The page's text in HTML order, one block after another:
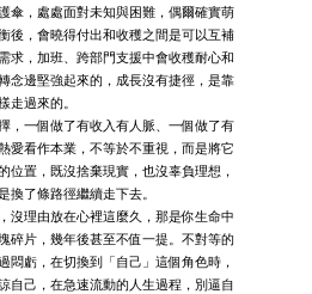
傘，處處面對未知與困難，偶爾確實萌
後，會曉得付出和收穫之間是可以互補
求，加班、跨部門支援中會收穫耐心和
念邊堅強起來的，成長沒有捷徑，是靠
走過來的。
，一個做了有收入有人脈、一個做了有
愛看作本業，不等於不重視，而是將它
位置，既沒捨棄現實，也沒辜負理想，
換了條路徑繼續走下去。
沒理由放在心裡這麼久，那是你生命中
碎片，幾年後甚至不值一提。不對等的
悶虧，在切換到「自己」這個角色時，
自己，在急速流動的人生過程，別逼自